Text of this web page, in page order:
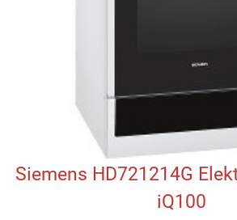
Siemens HD721214G
iQ100